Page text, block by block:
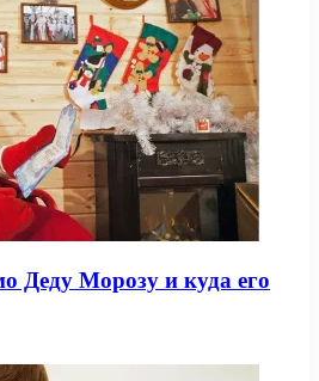
Деду Морозу и куда его